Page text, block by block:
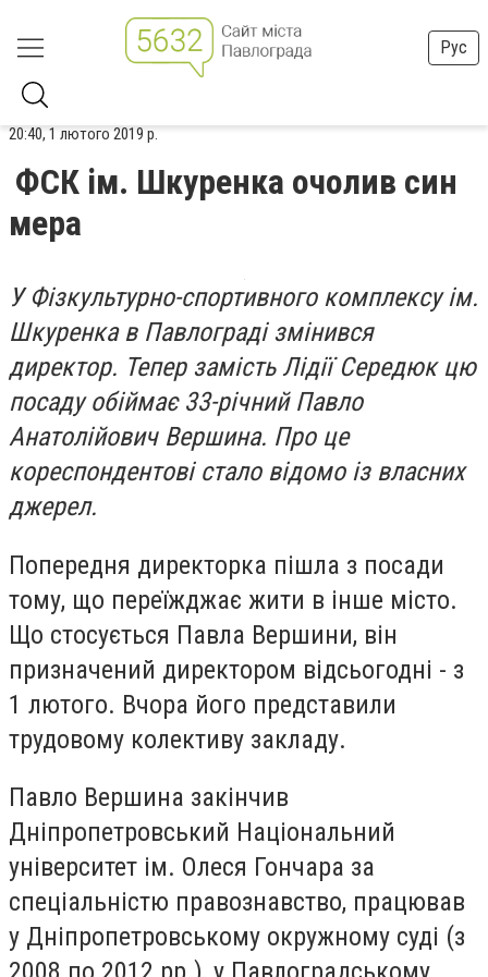
Рус
20:40, 1 лютого 2019 р.
ФСК ім. Шкуренка очолив син
мера
У Фізкультурно-спортивного комплексу ім.
Шкуренка в Павлограді змінився
директор. Тепер замість Лідії Середюк цю
посаду обіймає 33-річний Павло
Анатолійович Вершина. Про це
кореспондентові стало відомо із власних
джерел.
Попередня директорка пішла з посади
тому, що переїжджає жити в інше місто.
Що стосується Павла Вершини, він
призначений директором відсьогодні - з
1 лютого. Вчора його представили
трудовому колективу закладу.
Павло Вершина закінчив
Дніпропетровський Національний
університет ім. Олеся Гончара за
спеціальністю правознавство, працював
у Дніпропетровському окружному суді (з